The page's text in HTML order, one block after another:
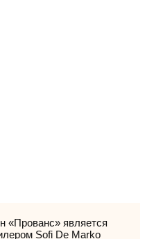
«Прованс» является
Sofi De Marko